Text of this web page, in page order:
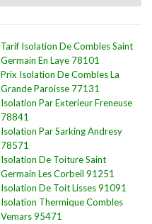
Tarif Isolation De Combles Saint
Germain En Laye 78101
Prix Isolation De Combles La
Grande Paroisse 77131
Isolation Par Exterieur Freneuse
78841
Isolation Par Sarking Andresy
78571
Isolation De Toiture Saint
Germain Les Corbeil 91251
Isolation De Toit Lisses 91091
Isolation Thermique Combles
Vemars 95471